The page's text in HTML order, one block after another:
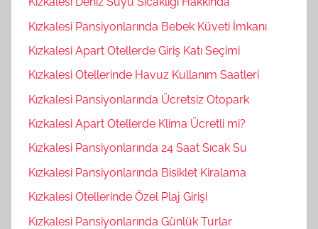
Kızkalesi Pansiyonlarında Bebek Küveti İmkanı
Kızkalesi Apart Otellerde Giriş Katı Seçimi
Kızkalesi Otellerinde Havuz Kullanım Saatleri
Kızkalesi Pansiyonlarında Ücretsiz Otopark
Kızkalesi Apart Otellerde Klima Ücretli mi?
Kızkalesi Pansiyonlarında 24 Saat Sıcak Su
Kızkalesi Pansiyonlarında Bisiklet Kiralama
Kızkalesi Otellerinde Özel Plaj Girişi
Kızkalesi Pansiyonlarında Günlük Turlar